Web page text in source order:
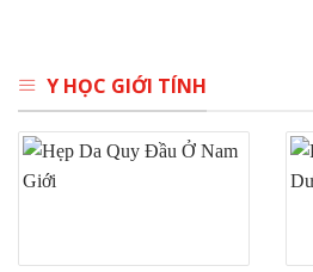
Y HỌC GIỚI TÍNH